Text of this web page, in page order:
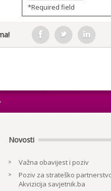
*Required field
Novosti
Važna obavijest i poziv
Poziv za strateško
Akvizicija savjetnik.ba